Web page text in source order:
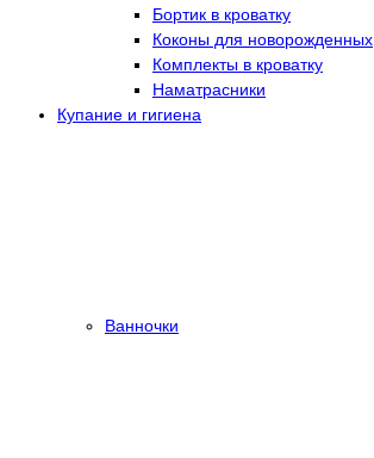
Бортик в кроватку
Коконы для новорожденных
Комплекты в кроватку
Наматрасники
Купание и гигиена
Ванночки